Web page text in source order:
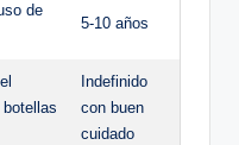
de
5-10 años
Indefinido
con buen
cuidado